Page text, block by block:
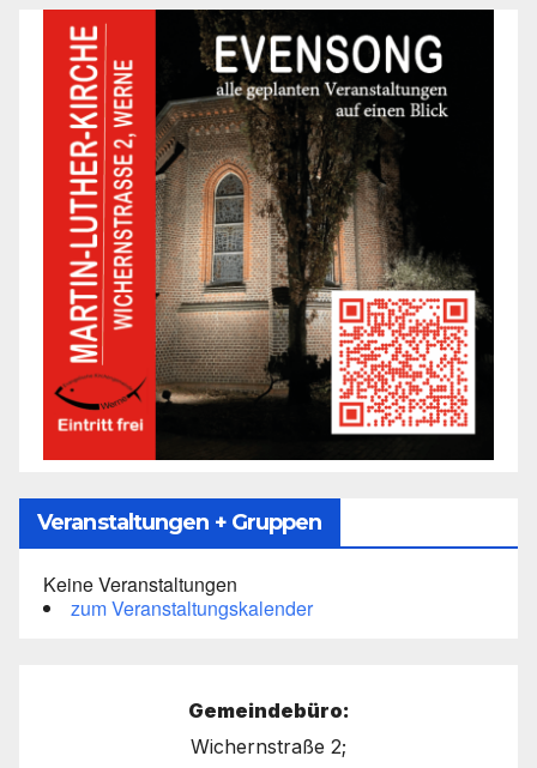
Veranstaltungen + Gruppen
Keine Veranstaltungen
zum Veranstaltungskalender
Gemeindebüro:
Wichernstraße 2;